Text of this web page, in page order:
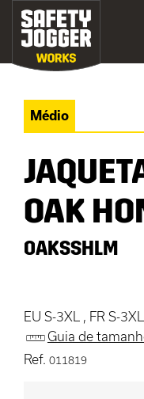
Médio
OAK
OAKSSHLM
EU S-3XL , FR S-3XL
Guia de
Ref. 011819